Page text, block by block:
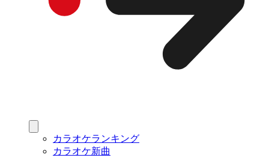
カラオケランキング
カラオケ新曲